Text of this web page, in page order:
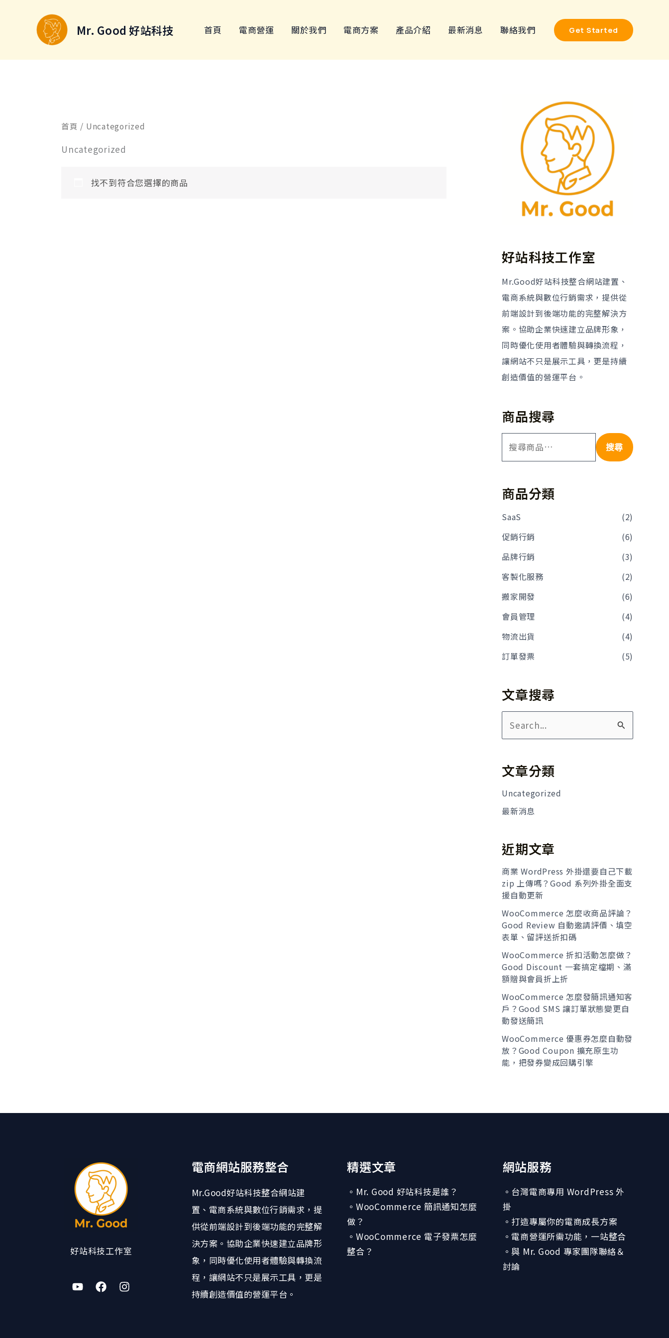
Mr. Good 好站科技 首頁 電商營運 關於我們 電商方案 產品介紹 最新消息 聯絡我們 Get Started
首頁 / Uncategorized
Uncategorized
找不到符合您選擇的商品
好站科技工作室
Mr.Good好站科技整合網站建置、
電商系統與數位行銷需求，提供從
前端設計到後端功能的完整解決方
案。協助企業快速建立品牌形象，
同時優化使用者體驗與轉換流程，
讓網站不只是展示工具，更是持續
創造價值的營運平台。
商品搜尋
搜尋
商品分類
SaaS
(2)
促銷行銷
(6)
品牌行銷
(3)
客製化服務
(2)
搬家開發
(6)
會員管理
(4)
物流出貨
(4)
訂單發票
(5)
文章搜尋
尋
鍵
字
:
文章分類
Uncategorized
最新消息
近期文章
商業 WordPress 外掛還要自己下載
zip 上傳嗎？Good 系列外掛全面支
援自動更新
WooCommerce 怎麼收商品評論？
Good Review 自動邀請評價、填空
表單、留評送折扣碼
WooCommerce 折扣活動怎麼做？
Good Discount 一套搞定檔期、滿
額贈與會員折上折
WooCommerce 怎麼發簡訊通知客
戶？Good SMS 讓訂單狀態變更自
動發送簡訊
WooCommerce 優惠券怎麼自動發
放？Good Coupon 擴充原生功
能，把發券變成回購引擎
好站科技工作室
電商網站服務整合
Mr.Good好站科技整合網站建
置、電商系統與數位行銷需求，提
供從前端設計到後端功能的完整解
決方案。協助企業快速建立品牌形
象，同時優化使用者體驗與轉換流
程，讓網站不只是展示工具，更是
持續創造價值的營運平台。
精選文章
。Mr. Good 好站科技是誰？
。WooCommerce 簡訊通知怎麼
做？
。WooCommerce 電子發票怎麼
整合？
網站服務
。台灣電商專用 WordPress 外
掛
。打造專屬你的電商成長方案
。電商營運所需功能，一站整合
。與 Mr. Good 專家團隊聯絡＆
討論